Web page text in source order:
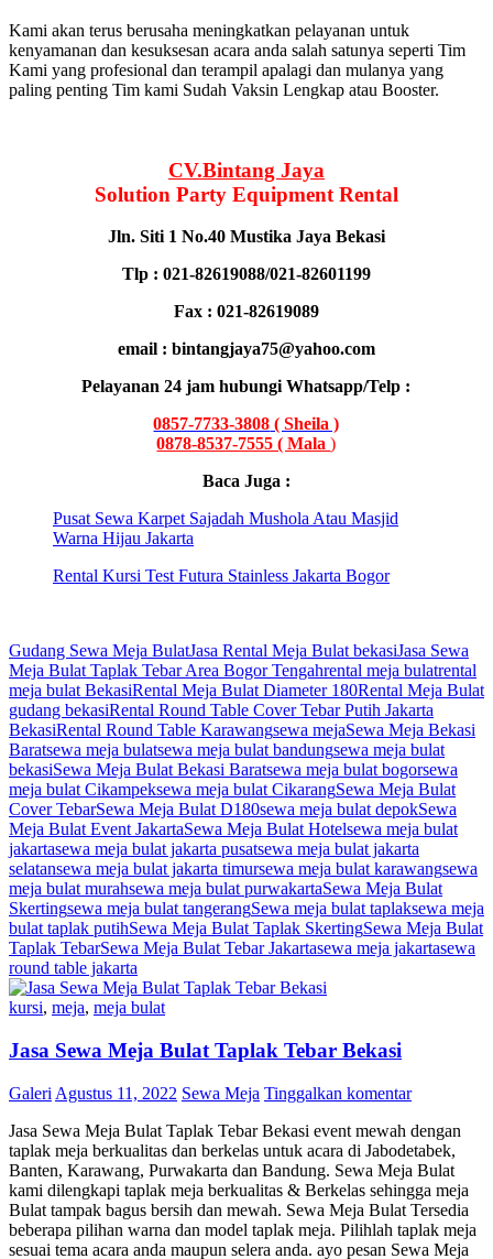
Kami akan terus berusaha meningkatkan pelayanan untuk
kenyamanan dan kesuksesan acara anda salah satunya seperti Tim
Kami yang profesional dan terampil apalagi dan mulanya yang
paling penting Tim kami Sudah Vaksin Lengkap atau Booster.
CV.Bintang Jaya
Solution Party Equipment Rental
Jln. Siti 1 No.40 Mustika Jaya Bekasi
Tlp : 021-82619088/021-82601199
Fax : 021-82619089
email : bintangjaya75@yahoo.com
Pelayanan 24 jam hubungi Whatsapp/Telp :
0857-7733-3808 ( Sheila )
0878-8537-7555 ( Mala)
Baca Juga :
Pusat Sewa Karpet Sajadah Mushola Atau Masjid
Warna Hijau Jakarta
Rental Kursi Test Futura Stainless Jakarta Bogor
Gudang Sewa Meja BulatJasa Rental Meja Bulat bekasiJasa Sewa
Meja Bulat Taplak Tebar Area Bogor Tengahrental meja bulatrental
meja bulat BekasiRental Meja Bulat Diameter 180Rental Meja Bulat
gudang bekasiRental Round Table Cover Tebar Putih Jakarta
BekasiRental Round Table Karawangsewa mejaSewa Meja Bekasi
Baratsewa meja bulatsewa meja bulat bandungsewa meja bulat
bekasiSewa Meja Bulat Bekasi Baratsewa meja bulat bogorsewa
meja bulat Cikampeksewa meja bulat CikarangSewa Meja Bulat
Cover TebarSewa Meja Bulat D180sewa meja bulat depokSewa
Meja Bulat Event JakartaSewa Meja Bulat Hotelsewa meja bulat
jakartasewa meja bulat jakarta pusatsewa meja bulat jakarta
selatansewa meja bulat jakarta timursewa meja bulat karawangsewa
meja bulat murahsewa meja bulat purwakartaSewa Meja Bulat
Skertingsewa meja bulat tangerangSewa meja bulat taplaksewa meja
bulat taplak putihSewa Meja Bulat Taplak SkertingSewa Meja Bulat
Taplak TebarSewa Meja Bulat Tebar Jakartasewa meja jakartasewa
round table jakarta
kursi, meja, meja bulat
Jasa Sewa Meja Bulat Taplak Tebar Bekasi
Galeri Agustus 11, 2022 Sewa Meja Tinggalkan komentar
Jasa Sewa Meja Bulat Taplak Tebar Bekasi event mewah dengan
taplak meja berkualitas dan berkelas untuk acara di Jabodetabek,
Banten, Karawang, Purwakarta dan Bandung. Sewa Meja Bulat
kami dilengkapi taplak meja berkualitas & Berkelas sehingga meja
Bulat tampak bagus bersih dan mewah. Sewa Meja Bulat Tersedia
beberapa pilihan warna dan model taplak meja. Pilihlah taplak meja
sesuai tema acara anda maupun selera anda. ayo pesan Sewa Meja